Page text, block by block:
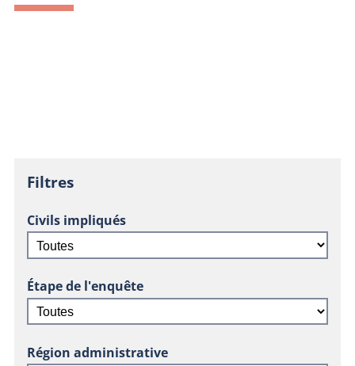
Filtres
Civils impliqués
Étape de l'enquête
Région administrative